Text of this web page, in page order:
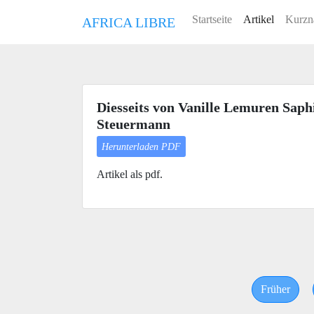
AFRICA LIBRE Startseite Artikel
Diesseits von Vanille Lemuren
Steuermann
Herunterladen PDF
Artikel als pdf.
Früher